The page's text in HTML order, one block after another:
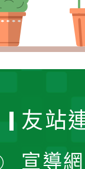
友站
宣導